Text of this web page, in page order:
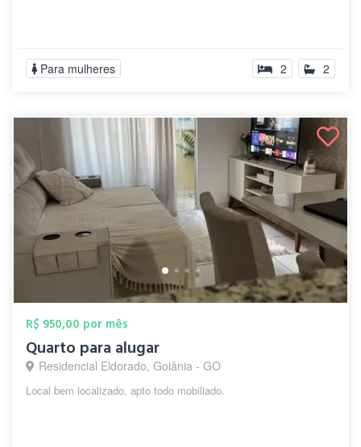
Para mulheres 2 2
R$ 950,00 por mês
Quarto para alugar
Residencial Eldorado, Goiânia - GO
Local bem localizado, apto todo mobiliado.